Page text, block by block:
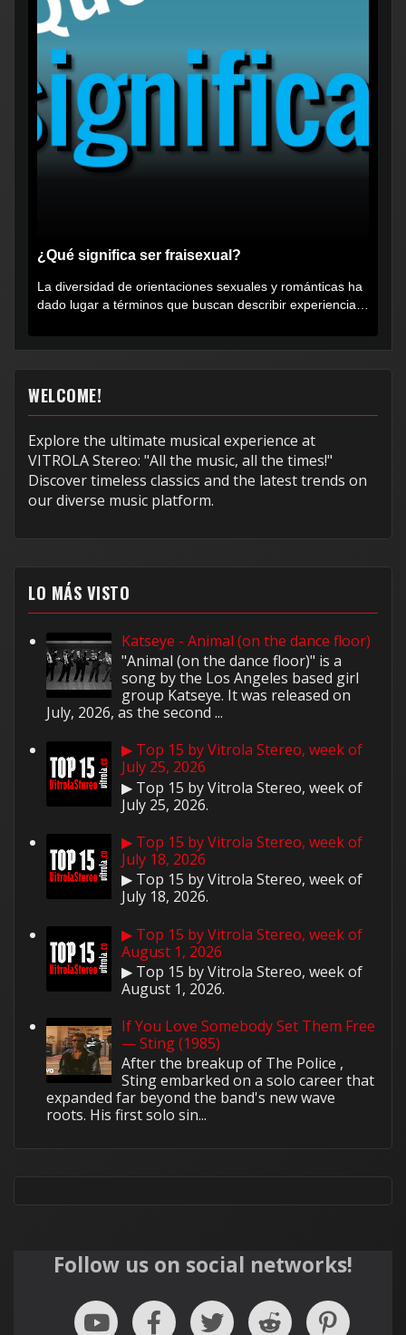
¿Qué significa ser fraisexual?
La diversidad de orientaciones sexuales y románticas ha
dado lugar a términos que buscan describir experiencias
WELCOME!
Explore the ultimate musical experience at
VITROLA Stereo: "All the music, all the times!"
Discover timeless classics and the latest trends on
our diverse music platform.
LO MÁS VISTO
Katseye - Animal (on the dance floor)
"Animal (on the dance floor)" is a
song by the Los Angeles based girl
group Katseye. It was released on
July, 2026, as the second ...
▶ Top 15 by Vitrola Stereo, week of
July 25, 2026
▶ Top 15 by Vitrola Stereo, week of
July 25, 2026.
▶ Top 15 by Vitrola Stereo, week of
July 18, 2026
▶ Top 15 by Vitrola Stereo, week of
July 18, 2026.
▶ Top 15 by Vitrola Stereo, week of
August 1, 2026
▶ Top 15 by Vitrola Stereo, week of
August 1, 2026.
If You Love Somebody Set Them Free
— Sting (1985)
After the breakup of The Police ,
Sting embarked on a solo career that
expanded far beyond the band's new wave
roots. His first solo sin...
Follow us on social networks!